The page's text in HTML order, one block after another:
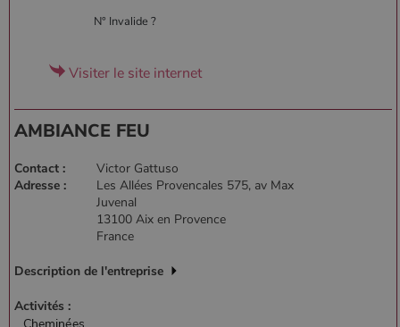
N° Invalide ?
Visiter le site internet
AMBIANCE FEU
Contact :
Victor Gattuso
Adresse :
Les Allées Provencales 575, av Max
Juvenal
13100 Aix en Provence
France
Description de l'entreprise
Activités :